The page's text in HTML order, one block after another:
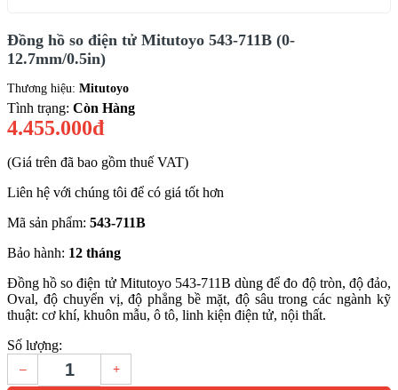
Đồng hồ so điện tử Mitutoyo 543-711B (0-
12.7mm/0.5in)
Thương hiệu: Mitutoyo
Tình trạng: Còn Hàng
4.455.000đ
(Giá trên đã bao gồm thuế VAT)
Liên hệ với chúng tôi để có giá tốt hơn
Mã sản phẩm: 543-711B
Bảo hành: 12 tháng
Đồng hồ so điện tử Mitutoyo 543-711B dùng để đo độ tròn, độ đảo,
Oval, độ chuyển vị, độ phẳng bề mặt, độ sâu trong các ngành kỹ
thuật: cơ khí, khuôn mẫu, ô tô, linh kiện điện tử, nội thất.
Số lượng:
– +